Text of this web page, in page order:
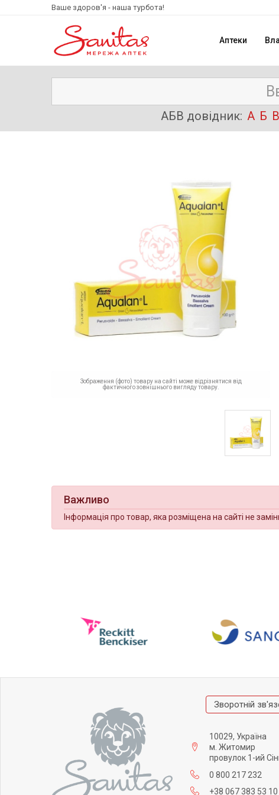
Ваше здоров'я - наша турбота!
Аптеки
АБВ довідник: А Б В
Зображення (фото) товару на сайті може відрізнятися від
фактичного зовнішнього вигляду товару.
Важливо
Інформація про товар, яка розміщена на сайті не
Зворотній
10029, Україна
м. Житомир
провулок 1-ий
0 800 217 232
+38 067 383 53 10